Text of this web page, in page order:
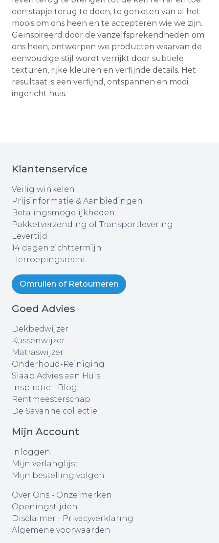
een stapje terug te doen, te genieten van al het
moois om ons heen en te accepteren wie we zijn.
Geïnspireerd door de vanzelfsprekendheden om
ons heen, ontwerpen we producten waarvan de
eenvoudige stijl wordt verrijkt door subtiele
texturen, rijke kleuren en verfijnde details. Het
resultaat is een verfijnd, ontspannen en mooi
ingericht huis.
Klantenservice
Veilig winkelen
Prijsinformatie & Aanbiedingen
Betalingsmogelijkheden
Pakketverzending of Transportlevering
Levertijd
14 dagen zichttermijn
Herroepingsrecht
Omruilen of Retourneren
Goed Advies
Dekbedwijzer
Kussenwijzer
Matraswijzer
Onderhoud-Reiniging
Slaap Advies aan Huis
Inspiratie - Blog
Rentmeesterschap
De Savanne collectie
Mijn Account
Inloggen
Mijn verlanglijst
Mijn bestelling volgen
Over Ons - Onze merken
Openingstijden
Disclaimer - Privacyverklaring
Algemene voorwaarden